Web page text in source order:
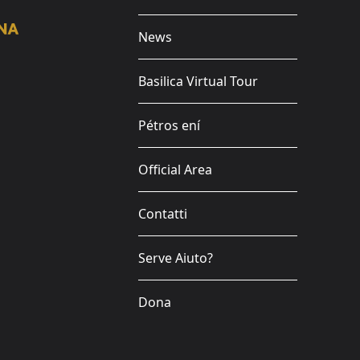
News
Basilica Virtual Tour
Pétros ení
Official Area
Contatti
Serve Aiuto?
Dona